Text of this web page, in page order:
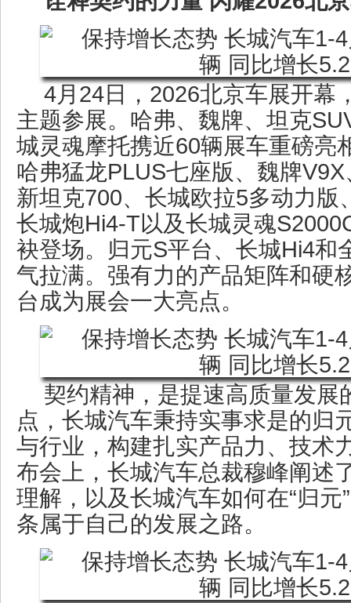
4月24日，2026北京车展开幕
主题参展。哈弗、魏牌、坦克
城灵魂摩托携近60辆展车重磅亮
哈弗猛龙PLUS七座版、魏牌
新坦克700、长城欧拉5多动力版
长城炮Hi4-T以及长城灵魂
袂登场。归元S平台、长城Hi4和
气拉满。强有力的产品矩阵和硬
台成为展会一大亮点。
契约精神，是提速高质量发展
点，长城汽车秉持实事求是的归
与行业，构建扎实产品力、技术
布会上，长城汽车总裁穆峰阐述
理解，以及长城汽车如何在“归
条属于自己的发展之路。